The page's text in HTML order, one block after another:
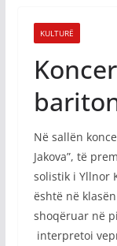
KULTURË
Në sallën
Jakova”, të
solistik i Yllnor
është në
shoqëruar në
interpretoi